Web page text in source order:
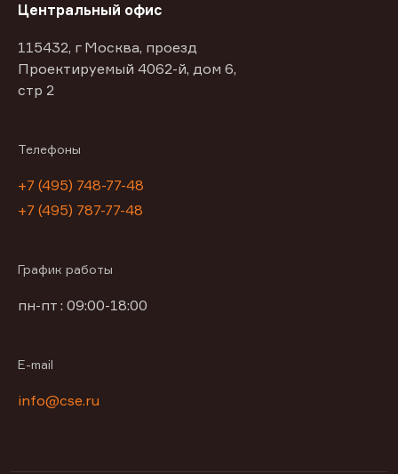
Центральный офис
115432, г Москва, проезд
Проектируемый 4062-й, дом 6,
стр 2
Телефоны
+7 (495) 748-77-48
+7 (495) 787-77-48
График работы
пн-пт : 09:00-18:00
E-mail
info@cse.ru